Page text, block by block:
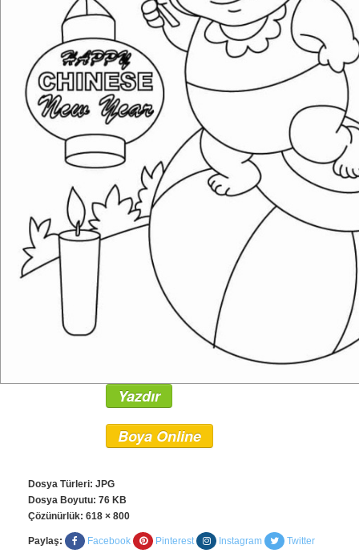
Yazdır
Boya Online
Dosya Türleri: JPG
Dosya Boyutu: 76 KB
Çözünürlük: 618 × 800
Paylaş: Facebook Pinterest Instagram Twitter